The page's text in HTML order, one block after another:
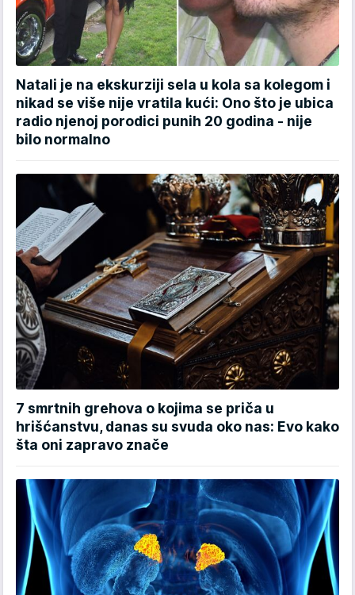
Natali je na ekskurziji sela u kola sa kolegom i
nikad se više nije vratila kući: Ono što je ubica
radio njenoj porodici punih 20 godina - nije
bilo normalno
7 smrtnih grehova o kojima se priča u
hrišćanstvu, danas su svuda oko nas: Evo kako
šta oni zapravo znače